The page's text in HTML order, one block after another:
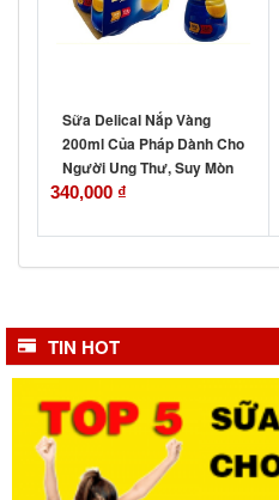
Sữa Delical Nắp Vàng
200ml Của Pháp Dành Cho
Người Ung Thư, Suy Mòn
340,000 ₫
TIN HOT